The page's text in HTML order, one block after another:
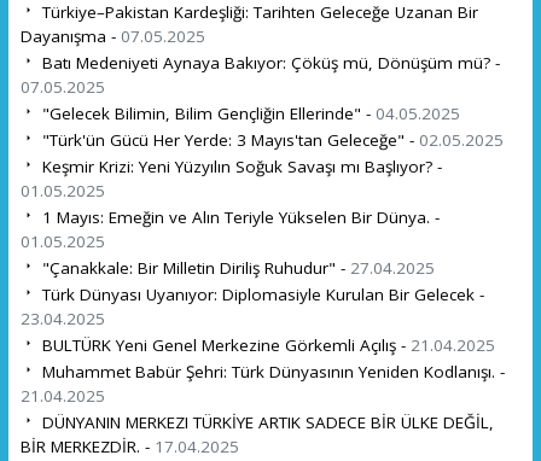
Türkiye–Pakistan Kardeşliği: Tarihten Geleceğe Uzanan Bir
Dayanışma - 07.05.2025
Batı Medeniyeti Aynaya Bakıyor: Çöküş mü, Dönüşüm mü? -
07.05.2025
"Gelecek Bilimin, Bilim Gençliğin Ellerinde" - 04.05.2025
"Türk'ün Gücü Her Yerde: 3 Mayıs'tan Geleceğe" - 02.05.2025
Keşmir Krizi: Yeni Yüzyılın Soğuk Savaşı mı Başlıyor? -
01.05.2025
1 Mayıs: Emeğin ve Alın Teriyle Yükselen Bir Dünya. -
01.05.2025
"Çanakkale: Bir Milletin Diriliş Ruhudur" - 27.04.2025
Türk Dünyası Uyanıyor: Diplomasiyle Kurulan Bir Gelecek -
23.04.2025
BULTÜRK Yeni Genel Merkezine Görkemli Açılış - 21.04.2025
Muhammet Babür Şehri: Türk Dünyasının Yeniden Kodlanışı. -
21.04.2025
DÜNYANIN MERKEZI TÜRKİYE ARTIK SADECE BİR ÜLKE DEĞİL,
BİR MERKEZDİR. - 17.04.2025